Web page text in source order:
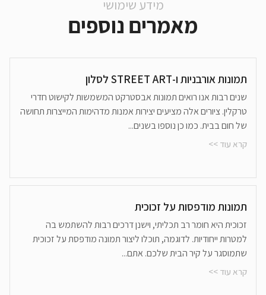
מידע שימושי
מאמרים נוספים
תמונות אורבניות ו-STREET ART לסלון
שנים רבות אנו רואים תמונות אבסטרקט המשמשות לקישוט חדרי
טרקלין. ציורים אלה מציעים יצירות אמנות מדהימות המייצרות תחושה
של חום בבית. כמו כן נוספו בשנים...
קרא עוד >>
תמונות מודפסות על זכוכית
זכוכית היא חומר רב תכליתי, וישנן דרכים רבות להשתמש בה
למטרות ייחודיות. לדוגמה, תוכלו ליצור תמונה מודפסת על זכוכית
שתמוסגר על קיר הבית שלכם. אתם...
קרא עוד >>